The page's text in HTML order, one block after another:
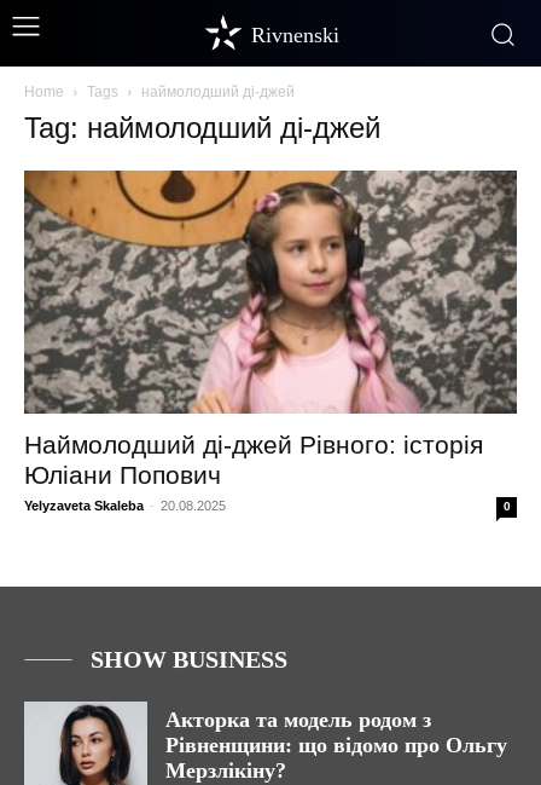
Rivnenski
Home Tags наймолодший ді-джей
Tag: наймолодший ді-джей
Наймолодший ді-джей Рівного: історія
Юліани Попович
Yelyzaveta Skaleba - 20.08.2025 0
SHOW BUSINESS
Акторка та модель родом з
Рівненщини: що відомо про Ольгу
Мерзлікіну?